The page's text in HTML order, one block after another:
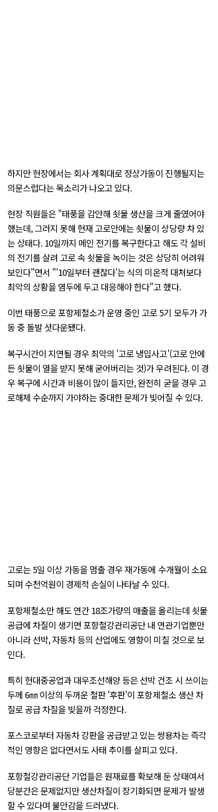
하지만 현장에서는 회사 계획대로 정상가동이 진행될지는
의문스럽다는 목소리가 나오고 있다.
현장 직원들은 "태풍을 감안해 쇳물 생산을 크게 줄였어야
했는데, 그러지 못해 현재 고로안에는 쇳물이 상당량 차 있
는 상태다. 10일까지 메인 전기를 복구한다고 해도 각 설비
의 전기를 살려 고로 속 쇳물을 녹이는 것은 상당히 어려워
보인다"면서 "'10일부터 괜찮다'는 식의 미온적 대처보다
최악의 상황을 염두에 두고 대응해야 한다"고 했다.
이번 태풍으로 포항제철소가 운영 중인 고로 5기 모두가 가
동 중 돌발 셧다운됐다.
복구시간이 지연될 경우 최악의 '고로 냉입사고'(고로 안에
든 쇳물이 열을 받지 못해 굳어버리는 것)가 우려된다. 이 경
우 복구에 시간과 비용이 많이 들지만, 완전히 굳을 경우 고
로해체 수순까지 가야하는 중대한 문제가 빚어질 수 있다.
고로는 5일 이상 가동을 멈출 경우 재가동에 수개월이 소요
되며 수천억원이 경제적 손실이 나타날 수 있다.
포항제철소만 해도 연간 18조가량의 매출을 올리는데 쇳물
공급에 차질이 생기면 포항철강관리공단 내 연관기업뿐만
아니라 선박, 자동차 등의 산업에도 영향이 미칠 것으로 보
인다.
특히 현대중공업과 대우조선해양 등은 선박 건조 시 쓰이는
두께 6㎜ 이상의 두꺼운 철판 '후판'이 포항제철소 생산 차
질로 공급 차질을 빚을까 걱정한다.
포스코로부터 자동차 강판을 공급받고 있는 쌍용차는 즉각
적인 영향은 없다면서도 사태 추이를 살피고 있다.
포항철강관리공단 기업들은 원재료를 확보해 둔 상태여서
당분간은 문제없지만 생산차질이 장기화되면 문제가 발생
할 수 있다며 불안감을 드러냈다.